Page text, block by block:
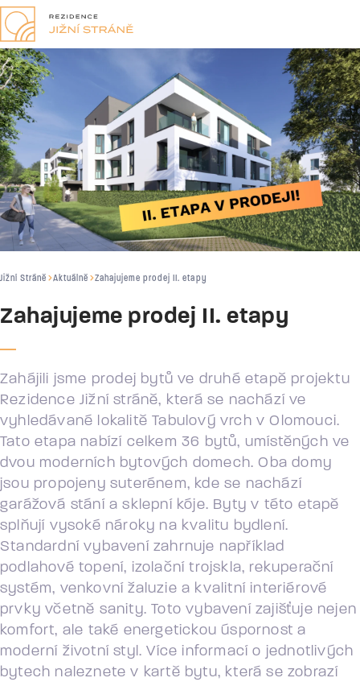
Jižní Stráně Aktuálně Zahajujeme prodej II. etapy
Zahajujeme prodej II. etapy
Zahájili jsme prodej bytů ve druhé etapě projektu
Rezidence Jižní stráně, která se nachází ve
vyhledávané lokalitě Tabulový vrch v Olomouci.
Tato etapa nabízí celkem 36 bytů, umístěných ve
dvou moderních bytových domech. Oba domy
jsou propojeny suterénem, kde se nachází
garážová stání a sklepní kóje. Byty v této etapě
splňují vysoké nároky na kvalitu bydlení.
Standardní vybavení zahrnuje například
podlahové topení, izolační trojskla, rekuperační
systém, venkovní žaluzie a kvalitní interiérové
prvky včetně sanity. Toto vybavení zajišťuje nejen
komfort, ale také energetickou úspornost a
moderní životní styl. Více informací o jednotlivých
bytech naleznete v kartě bytu, která se zobrazí